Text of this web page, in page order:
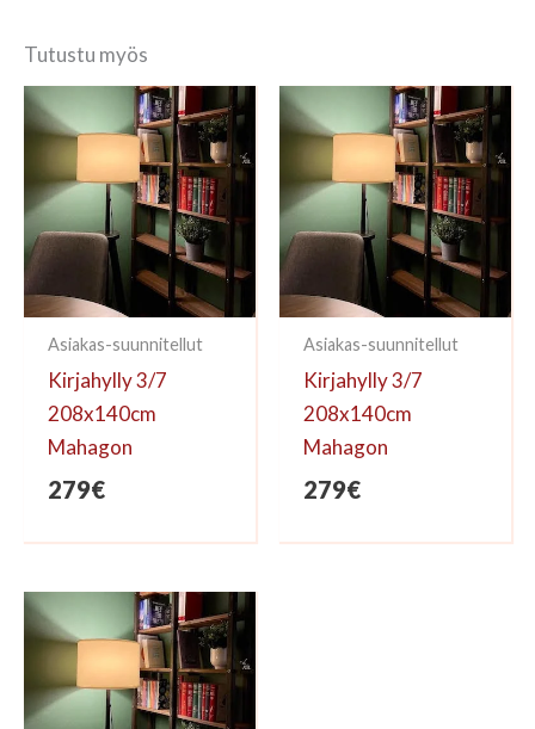
Sinun on
kirjoittaa arvioinnin.
Tutustu myös
Asiakas-suunnitellut
Kirjahylly 3/7
208x140cm
Mahagon
279€
Asiakas-suunnitellut
Kirjahylly 3/7
208x140cm
Mahagon
279€